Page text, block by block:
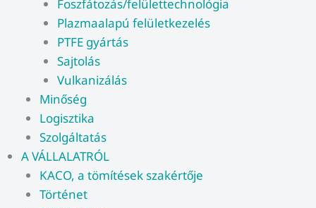
Foszfátozás/felülettechnológia
Plazmaalapú felületkezelés
PTFE gyártás
Sajtolás
Vulkanizálás
Minőség
Logisztika
Szolgáltatás
A VÁLLALATRÓL
KACO, a tömítések szakértője
Történet